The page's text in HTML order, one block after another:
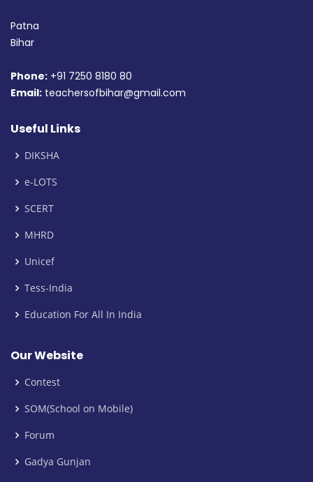
Patna
Bihar
Phone: +91 7250 8180 80
Email: teachersofbihar@gmail.com
Useful Links
DIKSHA
e-LOTS
SCERT
MHRD
Unicef
Tess-India
Education For All In India
Our Website
Contest
SOM(School on Mobile)
Forum
Gadya Gunjan